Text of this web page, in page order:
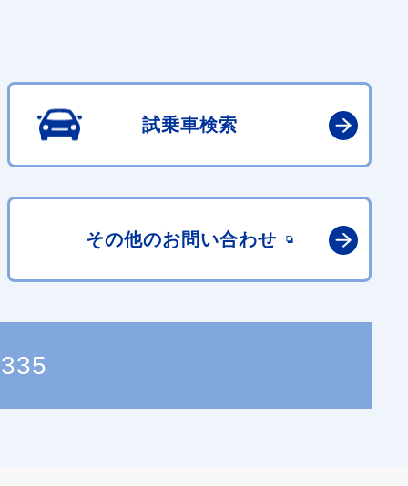
試乗車検索
その他のお問い合わせ